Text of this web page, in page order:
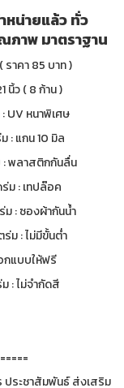
น่ายแล้ว ทั่ว
ภาพ มาตราฐาน
าคา 85 บาท )
นิ้ว ( 8 ก้าน )
UV หนาพิเศษ
: แกน 10 มิล
: พลาสติกกันลื่น
ม : เทปล๊อค
: ซองผ้ากันน้ำ
ม : ไม่มีขั้นต่ำ
แบบให้ฟรี
: ไม่จำกัดสี
ประชาสัมพันธ์ ส่งเสริม